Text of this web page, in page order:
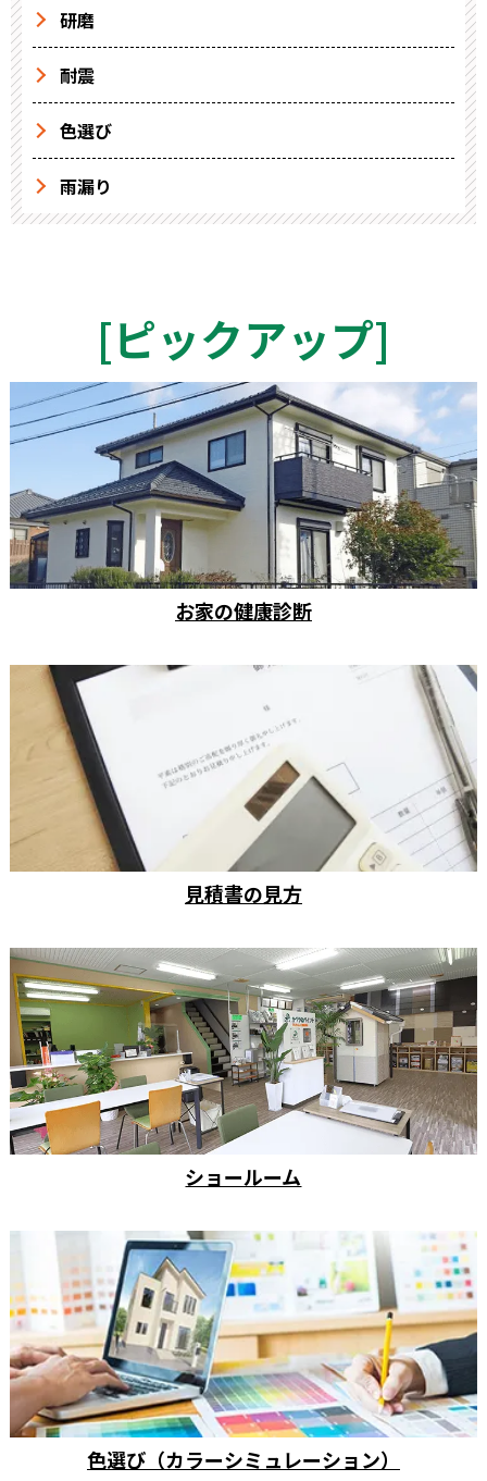
研磨
耐震
色選び
雨漏り
[ピックアップ]
お家の健康診断
見積書の見方
ショールーム
色選び（カラーシミュレーション）